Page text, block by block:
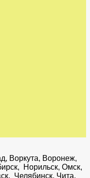
Воркута, Воронеж,
Норильск, Омск,
Челябинск, Чита,